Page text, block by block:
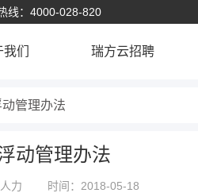
线：4000-028-820
们 瑞方云招聘
管理办法
动管理办法
力 时间：2018-05-18